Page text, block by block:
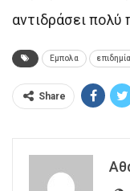
αντιδράσει πολύ
Εμπολα επιδημία
Share